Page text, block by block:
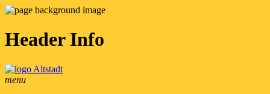
Header Info
menu